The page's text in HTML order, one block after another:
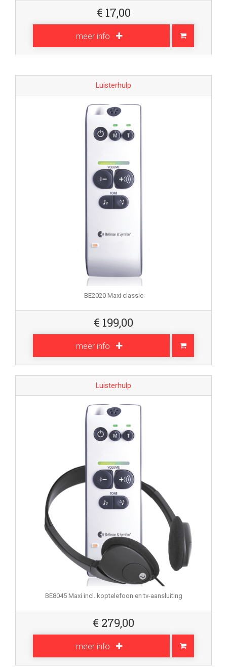
€ 17,00
meer info
Luisterhulp
BE2020 Maxi classic
€ 199,00
meer info
Luisterhulp
BE8045 Maxi incl. koptelefoon en tv-aansluiting
€ 279,00
meer info